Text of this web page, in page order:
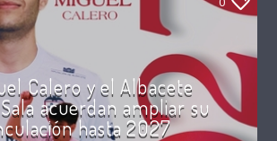
Calero y el Albacete
acuerdan ampliar su
hasta 2027